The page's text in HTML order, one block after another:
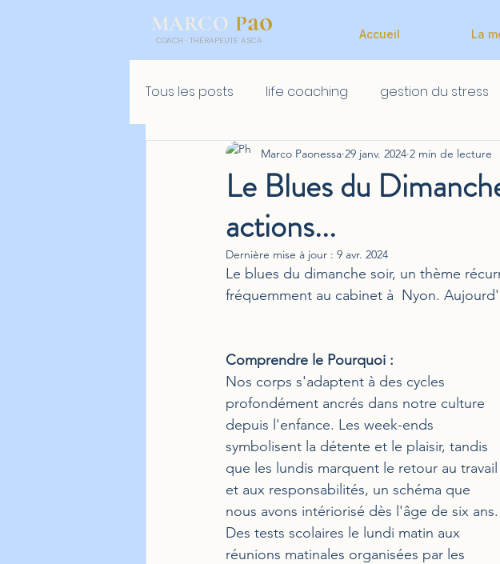
MARCO Pao
COACH · THÉRAPEUTE ASCA Accueil La
Tous les posts life coaching gestion du stress
Golf mental Retreat Scolaire Scolaire
Le Blues du
actions...
Marco Paonessa 29 janv. 2024 2 min de lecture
Dernière mise à jour : 9 avr. 2024
Le blues du dimanche soir, un thème
fréquemment au cabinet à  Nyon.
Comprendre le Pourquoi :
Nos corps s'adaptent à des cycles
profondément ancrés dans notre culture
depuis l'enfance. Les week-ends
symbolisent la détente et le plaisir, tandis
que les lundis marquent le retour au travail
et aux responsabilités, un schéma que
nous avons intériorisé dès l'âge de six ans.
Des tests scolaires le lundi matin aux
réunions matinales organisées par les